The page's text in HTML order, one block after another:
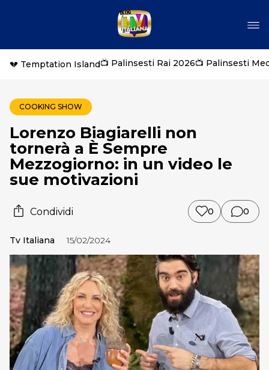
💔 Temptation Island📺 Palinsesti Rai 2026📺 Palinsesti
COOKING SHOW
Lorenzo Biagiarelli non
tornerà a È Sempre
Mezzogiorno: in un video le
sue motivazioni
Condividi 0 0
Tv Italiana 15/02/2024